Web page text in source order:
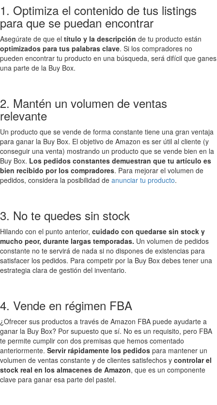
1. Optimiza el contenido de tus listings
para que se puedan encontrar
Asegúrate de que el título y la descripción de tu producto están
optimizados para tus palabras clave. Si los compradores no
pueden encontrar tu producto en una búsqueda, será difícil que ganes
una parte de la Buy Box.
2. Mantén un volumen de ventas
relevante
Un producto que se vende de forma constante tiene una gran ventaja
para ganar la Buy Box. El objetivo de Amazon es ser útil al cliente (y
conseguir una venta) mostrando un producto que se vende bien en la
Buy Box. Los pedidos constantes demuestran que tu artículo es
bien recibido por los compradores. Para mejorar el volumen de
pedidos, considera la posibilidad de anunciar tu producto.
3. No te quedes sin stock
Hilando con el punto anterior, cuidado con quedarse sin stock y
mucho peor, durante largas temporadas. Un volumen de pedidos
constante no te servirá de nada si no dispones de existencias para
satisfacer los pedidos. Para competir por la Buy Box debes tener una
estrategia clara de gestión del inventario.
4. Vende en régimen FBA
¿Ofrecer sus productos a través de Amazon FBA puede ayudarte a
ganar la Buy Box? Por supuesto que sí. No es un requisito, pero FBA
te permite cumplir con dos premisas que hemos comentado
anteriormente. Servir rápidamente los pedidos para mantener un
volumen de ventas constante y de clientes satisfechos y controlar el
stock real en los almacenes de Amazon, que es un componente
clave para ganar esa parte del pastel.